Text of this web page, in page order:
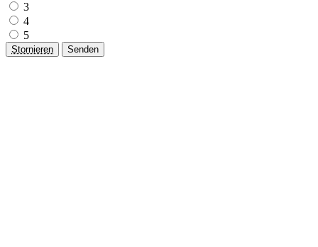
3
4
5
Stornieren Senden